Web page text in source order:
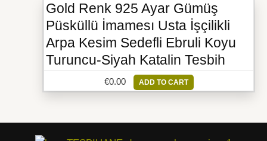
Gold Renk 925 Ayar Gümüş
Püsküllü İmamesı Usta İşçilikli
Arpa Kesim Sedefli Ebruli Koyu
Turuncu-Siyah Katalin Tesbih
€0.00 ADD TO CART